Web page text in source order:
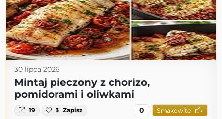
30 lipca 2026
Mintaj pieczony z chorizo,
pomidorami i oliwkami
19 3 Zapisz 0 Smakowite